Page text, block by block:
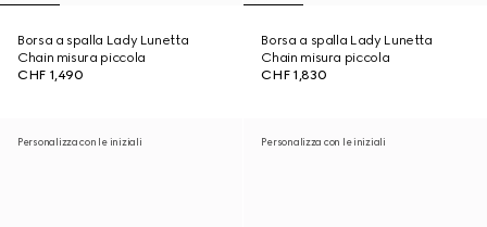
Borsa a spalla Lady Lunetta
Chain misura piccola
CHF 1,490
Borsa a spalla Lady Lunetta
Chain misura piccola
CHF 1,830
Personalizza con le iniziali Personalizza con le iniziali